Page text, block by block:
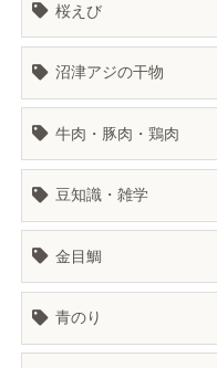
桜えび
沼津アジの干物
牛肉・豚肉・鶏肉
豆知識・雑学
金目鯛
青のり